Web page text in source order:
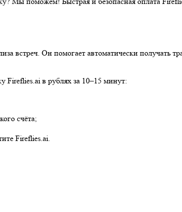
встреч. Он помогает автоматически получать
Fireflies.ai в рублях за 10–15 минут:
счёта;
Fireflies.ai.